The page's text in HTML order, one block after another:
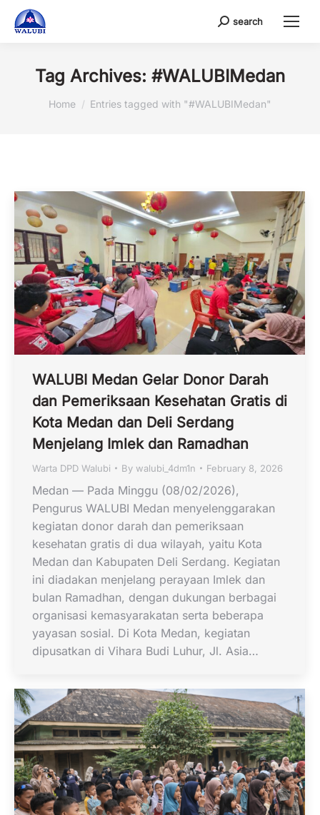
Search:
search
Tag Archives: #WALUBIMedan
You are here:
Home Entries tagged with "#WALUBIMedan"
WALUBI Medan Gelar Donor Darah
dan Pemeriksaan Kesehatan Gratis di
Kota Medan dan Deli Serdang
Menjelang Imlek dan Ramadhan
Warta DPD Walubi By walubi_4dm1n February 8, 2026
Medan — Pada Minggu (08/02/2026),
Pengurus WALUBI Medan menyelenggarakan
kegiatan donor darah dan pemeriksaan
kesehatan gratis di dua wilayah, yaitu Kota
Medan dan Kabupaten Deli Serdang. Kegiatan
ini diadakan menjelang perayaan Imlek dan
bulan Ramadhan, dengan dukungan berbagai
organisasi kemasyarakatan serta beberapa
yayasan sosial. Di Kota Medan, kegiatan
dipusatkan di Vihara Budi Luhur, Jl. Asia…